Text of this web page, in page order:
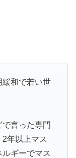
緩和で若い世
で言った専門
年以上マス
ギーでマス